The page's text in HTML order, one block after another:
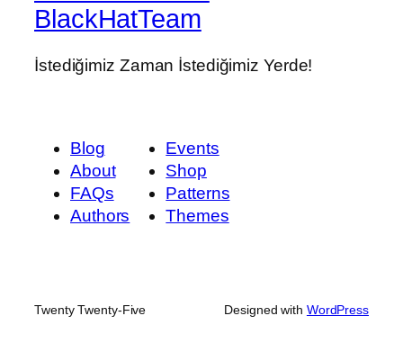
BlackHatTeam
İstediğimiz Zaman İstediğimiz Yerde!
Blog
About
FAQs
Authors
Events
Shop
Patterns
Themes
Twenty Twenty-Five Designed with WordPress